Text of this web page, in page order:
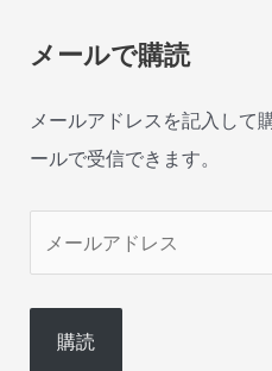
メールで購読
メールアドレスを記入して
ールで受信できます。
ル
購読